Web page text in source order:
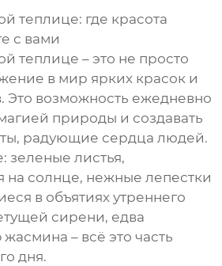
теплице: где красота
с вами
теплице – это не просто
в мир ярких красок и
Это возможность ежедневно
природы и создавать
радующие сердца людей.
зеленые листья,
солнце, нежные лепестки
в объятиях утреннего
сирени, едва
– всё это часть
дня.